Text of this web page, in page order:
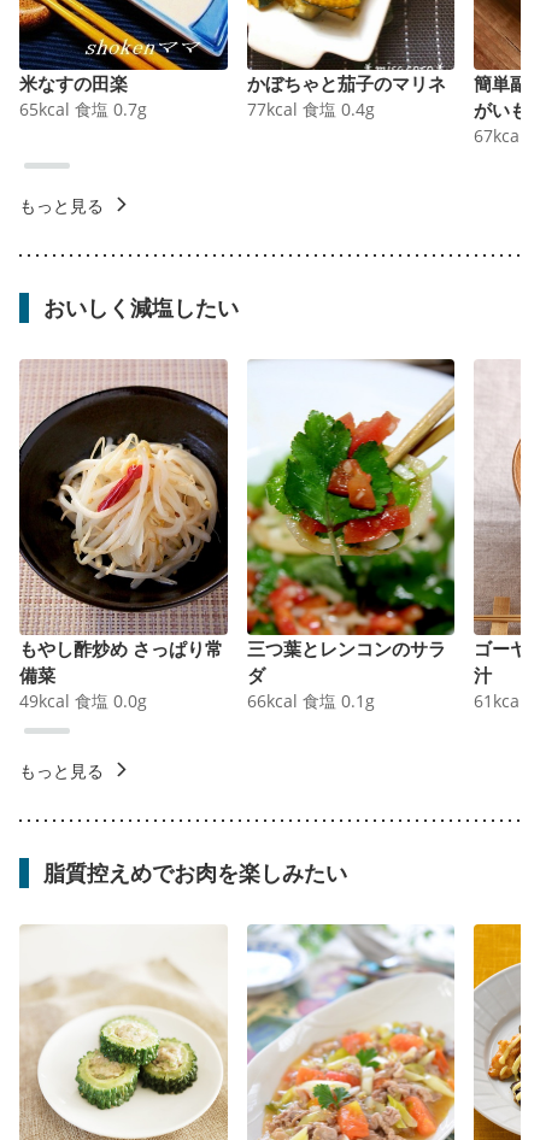
米なすの田楽
65kcal 食塩 0.7g
かぼちゃと茄子のマリネ
77kcal 食塩 0.4g
簡単副
がいも
67kcal
もっと見る
おいしく減塩したい
もやし酢炒め さっぱり常
備菜
49kcal 食塩 0.0g
三つ葉とレンコンのサラ
ダ
66kcal 食塩 0.1 g
ゴーヤ
汁
61 kcal
もっと見る
脂質控えめでお肉を楽しみたい